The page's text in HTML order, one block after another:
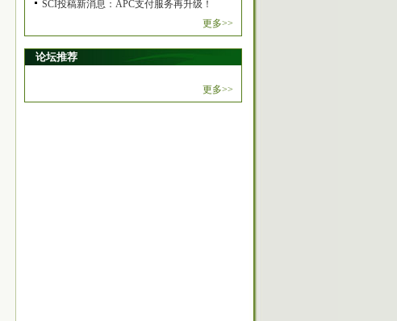
SCI投稿新消息：APC支付服务再升级！
更多>>
论坛推荐
更多>>